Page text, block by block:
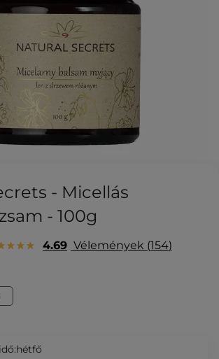
- Micellás
- 100g
4.69 Vélemények 154
hétfő